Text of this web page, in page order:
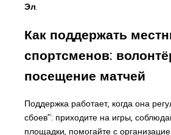
Эл.
Как поддержать
спортсменов:
посещение матчей
Поддержка работает, когда она
сбоев": приходите на игры,
площадки, помогайте с